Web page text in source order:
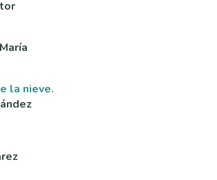
la nieve.